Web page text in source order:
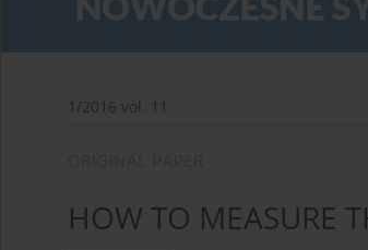
1/2016 vol. 11
HOW TO MEASURE